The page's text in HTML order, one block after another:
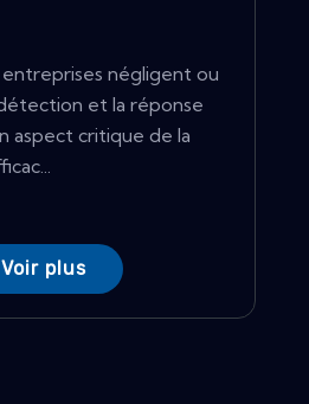
négligent ou
et la réponse
aspect critique de la
Voir plus